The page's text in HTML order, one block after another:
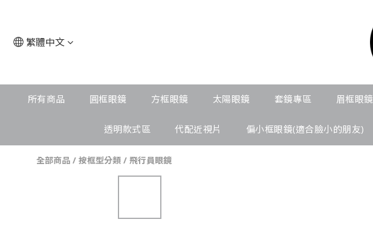
繁體中文
所有商品 圓框眼鏡 方框眼鏡 太陽眼鏡 套鏡專區 眉框眼鏡
透明款式區 代配近視片 偏小框眼鏡(適合臉小的朋友)
全部商品 / 按框型分類 / 飛行員眼鏡